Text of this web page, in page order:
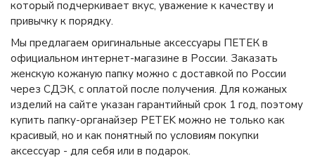
который подчеркивает вкус, уважение к качеству и
привычку к порядку.
Мы предлагаем оригинальные аксессуары ПЕТЕК в
официальном интернет-магазине в России. Заказать
женскую кожаную папку можно с доставкой по России
через СДЭК, с оплатой после получения. Для кожаных
изделий на сайте указан гарантийный срок 1 год, поэтому
купить папку-органайзер PETEK можно не только как
красивый, но и как понятный по условиям покупки
аксессуар - для себя или в подарок.